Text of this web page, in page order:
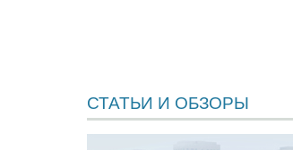
СТАТЬИ И ОБЗОРЫ